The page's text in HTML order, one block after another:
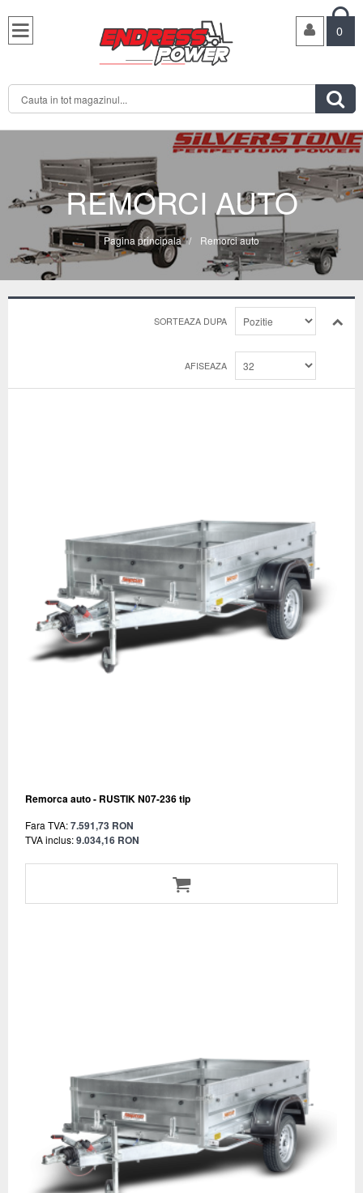

0

REMORCI AUTO
Pagina principala / Remorci auto
SORTEAZA DUPA
AFISEAZA
Remorca auto - RUSTIK N07-236 tip
Fara TVA:7.591,73 RON
TVA inclus:9.034,16 RON